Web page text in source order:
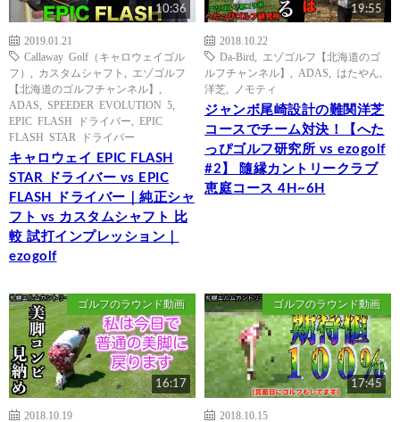
10:36
2019.01.21
Callaway Golf（キャロウェイゴル
フ）
カスタムシャフト
エゾゴルフ
【北海道のゴルフチャンネル】
ADAS
SPEEDER EVOLUTION 5
EPIC FLASH ドライバー
EPIC
FLASH STAR ドライバー
キャロウェイ EPIC FLASH
STAR ドライバー vs EPIC
FLASH ドライバー｜純正シャ
フト vs カスタムシャフト 比
較 試打インプレッション｜
ezogolf
19:55
2018.10.22
Da-Bird
エゾゴルフ【北海道のゴ
ルフチャンネル】
ADAS はたやん
洋芝
ノモティ
ジャンボ尾崎設計の難関洋芝
コースでチーム対決！【へた
っぴゴルフ研究所 vs ezogolf
#2】 隨縁カントリークラブ
恵庭コース 4H~6H
ゴルフのラウンド動画
16:17
2018.10.19
ゴルフのラウンド動画
17:45
2018.10.15